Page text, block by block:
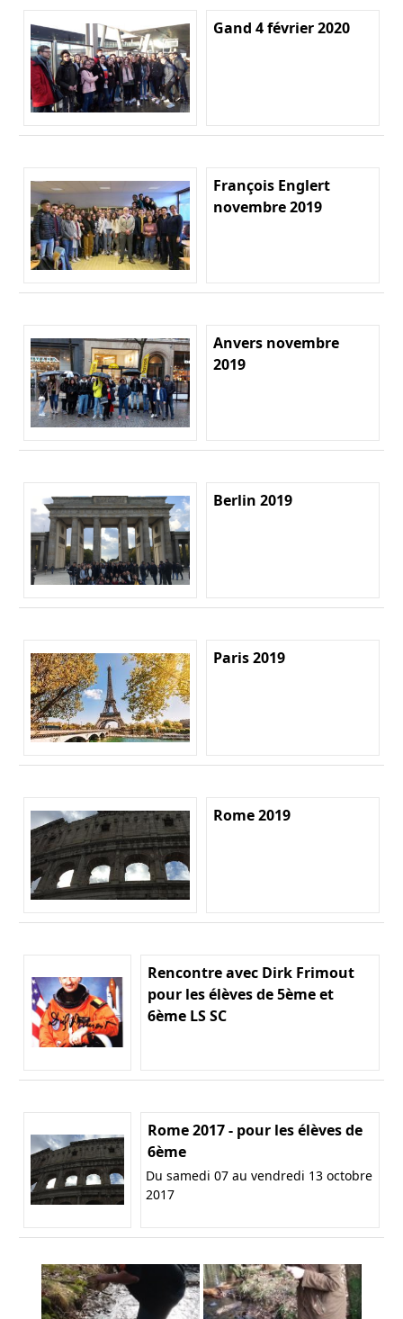
Gand 4 février 2020
François Englert
novembre 2019
Anvers novembre
2019
Berlin 2019
Paris 2019
Rome 2019
Rencontre avec Dirk Frimout
pour les élèves de 5ème et
6ème LS SC
Rome 2017 - pour les élèves de
6ème
Du samedi 07 au vendredi 13 octobre
2017